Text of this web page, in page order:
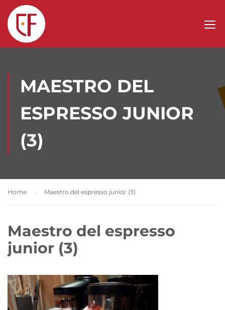
MAESTRO DEL
ESPRESSO JUNIOR
(3)
Home Maestro del espresso junior (3)
Maestro del espresso
junior (3)